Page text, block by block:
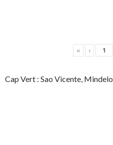
« ‹
Cap Vert : Sao Vicente, Mindelo